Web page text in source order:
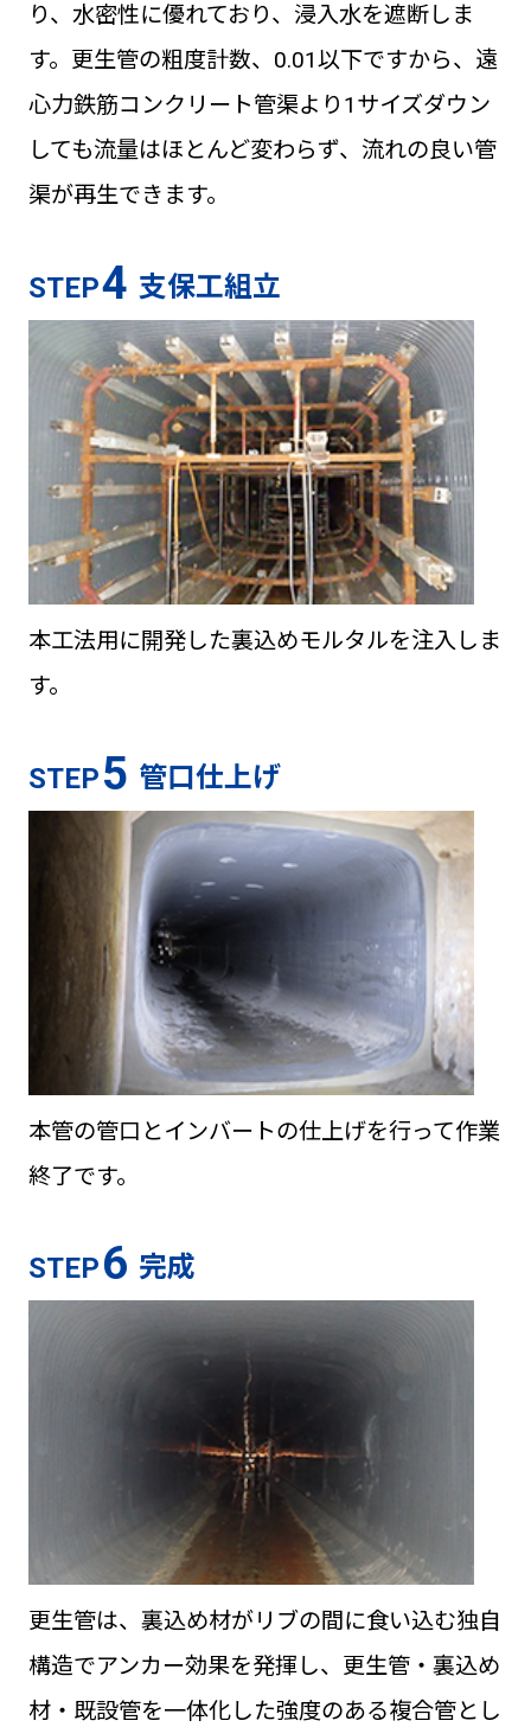
り、水密性に優れており、浸入水を遮断しま
す。更生管の粗度計数、0.01以下ですから、遠
心力鉄筋コンクリート管渠より1サイズダウン
しても流量はほとんど変わらず、流れの良い管
渠が再生できます。
STEP4 支保工組立
本工法用に開発した裏込めモルタルを注入しま
す。
STEP5 管口仕上げ
本管の管口とインバートの仕上げを行って作業
終了です。
STEP6 完成
更生管は、裏込め材がリブの間に食い込む独自
構造でアンカー効果を発揮し、更生管・裏込め
材・既設管を一体化した強度のある複合管とし